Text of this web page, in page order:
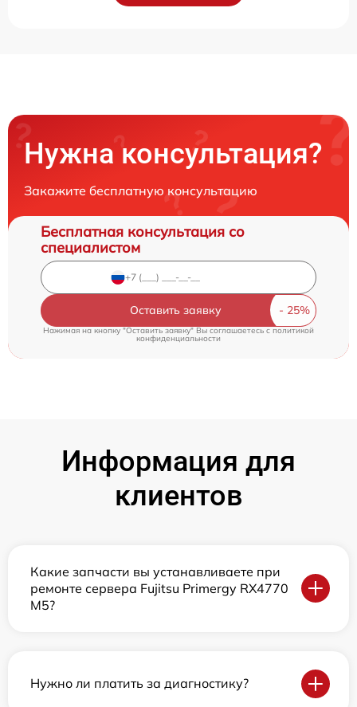
Нужна консультация?
Закажите бесплатную консультацию
Бесплатная консультация со
специалистом
Оставить заявку
Нажимая на кнопку "Оставить заявку" Вы соглашаетесь cполитикой
конфиденциальности
Информация для
клиентов
Какие запчасти вы устанавливаете при
ремонте сервера Fujitsu Primergy RX4770
M5?
Нужно ли платить за диагностику?